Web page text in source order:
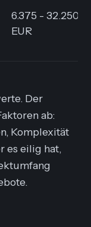
6.375 - 32.250+
EUR
Der
ab:
Komplexität
es eilig hat,